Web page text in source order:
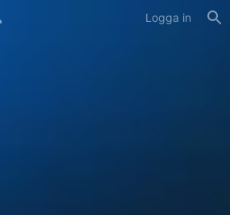
Logga in